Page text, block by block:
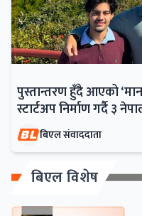
पुस्तान्तरण हुँदै आएको
स्टार्टअप निर्माण गर्दै ३
बिएल संवाददाता
बिएल विशेष